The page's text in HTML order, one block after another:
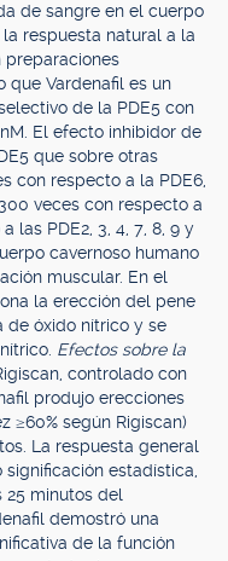
de sangre en el cuerpo
respuesta natural a la
preparaciones
que Vardenafil es un
de la PDE5 con
El efecto inhibidor de
que sobre otras
con respecto a la PDE6,
veces con respecto a
las PDE2, 3, 4, 7, 8, 9 y
cavernoso humano
muscular. En el
la erección del pene
de óxido nítrico y se
Efectos sobre la
controlado con
produjo erecciones
≥60% según Rigiscan)
La respuesta general
estadística,
25 minutos del
demostró una
de la función